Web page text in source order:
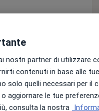
Recensioni (194)
nostri partner di utilizzare
contenuti in base alle tue
solo quelli necessari per il
aggiornare le tue
consulta la nostra